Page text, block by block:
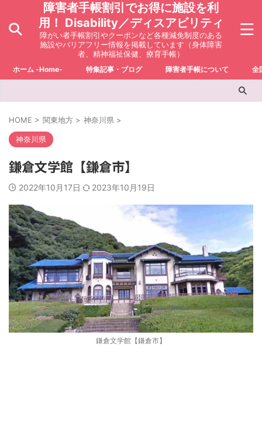
障害者手帳割引でお得に施設を利
用！ Disability／ディスアビリティ
障がい者手帳割引やクーポンなど各種減免制度のある
施設やバリアフリー情報を掲載しています（身体障害
者、精神福祉保健、療育手帳）
ホーム -Home- 特集記事・ブログ 障害者手帳について 全
HOME > 関東地方 > 神奈川県 >
神奈川県
鎌倉文学館【鎌倉市】
2022年10月17日 2023年10月19日
鎌倉文学館【鎌倉市】